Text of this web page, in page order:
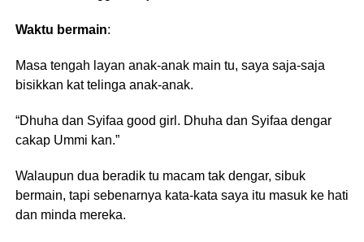
Waktu bermain:
Masa tengah layan anak-anak main tu, saya saja-saja
bisikkan kat telinga anak-anak.
“Dhuha dan Syifaa good girl. Dhuha dan Syifaa dengar
cakap Ummi kan.”
Walaupun dua beradik tu macam tak dengar, sibuk
bermain, tapi sebenarnya kata-kata saya itu masuk ke hati
dan minda mereka.